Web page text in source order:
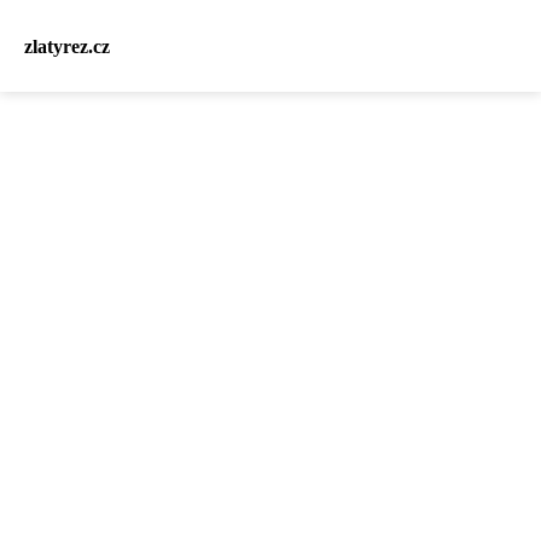
zlatyrez.cz